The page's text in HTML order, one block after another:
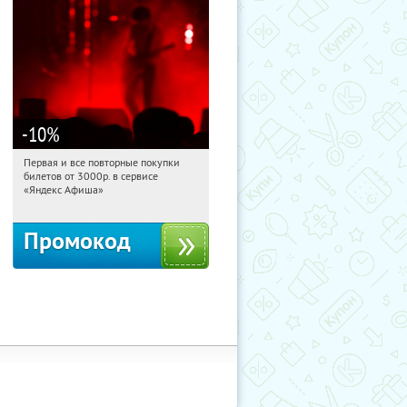
-10%
17:11:39 Получили:
Россия
Первая и все повторные покупки
билетов от 3000р. в сервисе
«Яндекс Афиша»
Промокод